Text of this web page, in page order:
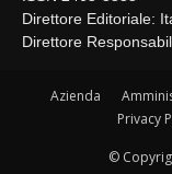
Direttore Editoriale:
Direttore
Azienda
Privacy
©